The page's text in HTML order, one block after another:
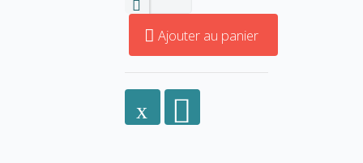
Ajouter au panier